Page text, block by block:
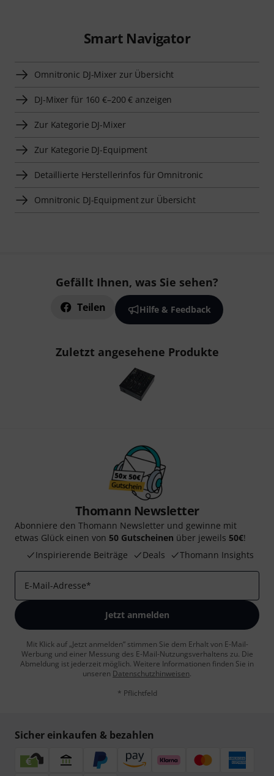
Smart Navigator
Omnitronic DJ-Mixer zur Übersicht
DJ-Mixer für 160 €–200 € anzeigen
Zur Kategorie DJ-Mixer
Zur Kategorie DJ-Equipment
Detaillierte Herstellerinfos für Omnitronic
Omnitronic DJ-Equipment zur Übersicht
Gefällt Ihnen, was Sie sehen?
Teilen Hilfe & Feedback
Zuletzt angesehene Produkte
Thomann Newsletter
Abonniere den Thomann Newsletter und gewinne mit
etwas Glück einen von 50 Gutscheinen über jeweils 50€!
Inspirierende Beiträge
Deals Thomann Insights
E-Mail-Adresse*
Jetzt anmelden
Mit Klick auf „Jetzt anmelden“ stimmen Sie dem Erhalt von E-Mail-
Werbung und einer Messung des E-Mail-Nutzungsverhaltens zu. Die
Abmeldung ist jederzeit möglich. Weitere Informationen finden Sie in
unseren Datenschutzhinweisen.
* Pflichtfeld
Sicher einkaufen & bezahlen